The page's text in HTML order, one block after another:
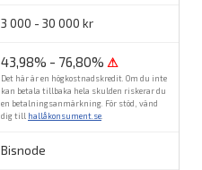
3 000 - 30 000 kr
43,98% - 76,80% ⚠
Det här är en högkostnadskredit. Om du inte
kan betala tillbaka hela skulden riskerar du
en betalningsanmärkning. För stöd, vänd
dig till hallåkonsument.se
Bisnode